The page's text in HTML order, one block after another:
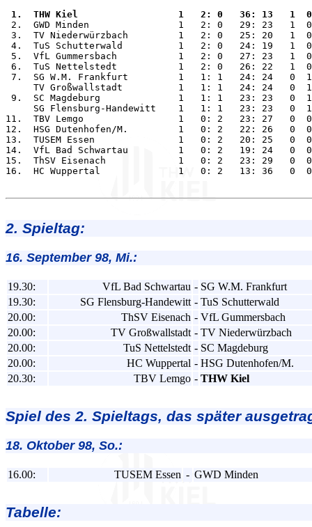
1.  THW Kiel                  1   2: 0   36: 13   1
2.  GWD Minden                1   2: 0   29: 23   1
3.  TV Niederwürzbach         1   2: 0   25: 20   1
4.  TuS Schutterwald          1   2: 0   24: 19   1
5.  VfL Gummersbach           1   2: 0   27: 23   1
6.  TuS Nettelstedt           1   2: 0   26: 22   1
7.  SG W.M. Frankfurt         1   1: 1   24: 24   0
TV Großwallstadt          1   1: 1   24: 24   0
9.  SC Magdeburg              1   1: 1   23: 23   0
SG Flensburg-Handewitt    1   1: 1   23: 23   0
11.  TBV Lemgo                 1   0: 2   23: 27   0
12.  HSG Dutenhofen/M.         1   0: 2   22: 26   0
13.  TUSEM Essen               1   0: 2   20: 25   0
14.  VfL Bad Schwartau         1   0: 2   19: 24   0
15.  ThSV Eisenach             1   0: 2   23: 29   0
16.  HC Wuppertal              1   0: 2   13: 36   0
2. Spieltag:
16. September 98, Mi.:
19.30: VfL Bad Schwartau - SG W.M. Frankfurt
19.30:
SG Flensburg-Handewitt - TuS Schutterwald
20.00:
ThSV Eisenach - VfL Gummersbach
20.00:
TV Großwallstadt - TV Niederwürzbach
20.00:
TuS Nettelstedt - SC Magdeburg
20.00:
HC Wuppertal - HSG Dutenhofen/M.
20.30:
TBV Lemgo - THW Kiel
Spiel des 2. Spieltags, das später
18. Oktober 98, So.:
16.00: TUSEM Essen - GWD Minden
Tabelle: